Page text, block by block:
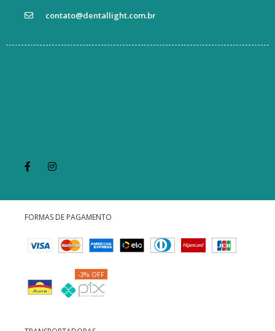
contato@dentallight.com.br
FORMAS DE PAGAMENTO
-3% OFF